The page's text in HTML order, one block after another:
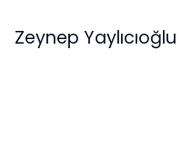
Zeynep Yaylıcıoğlu